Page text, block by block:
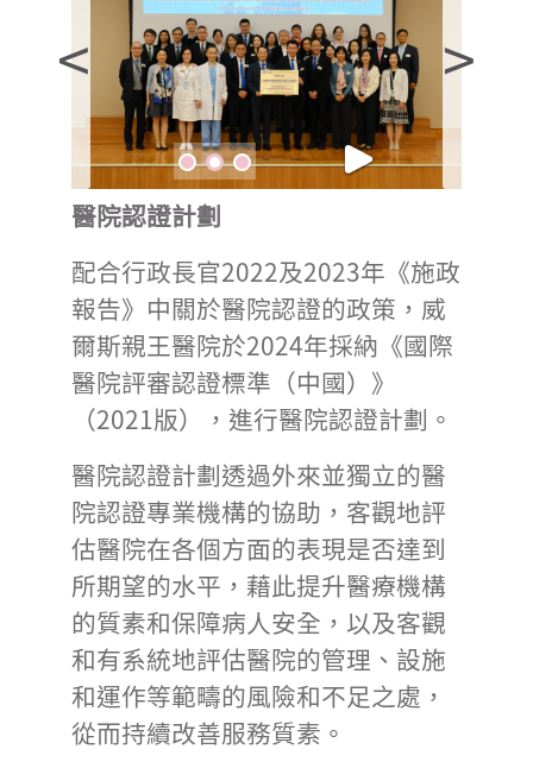
< >
醫院認證計劃
配合行政長官2022及2023年《施政
報告》中關於醫院認證的政策，威
爾斯親王醫院於2024年採納《國際
醫院評審認證標準（中國）》
（2021版），進行醫院認證計劃。
醫院認證計劃透過外來並獨立的醫
院認證專業機構的協助，客觀地評
估醫院在各個方面的表現是否達到
所期望的水平，藉此提升醫療機構
的質素和保障病人安全，以及客觀
和有系統地評估醫院的管理、設施
和運作等範疇的風險和不足之處，
從而持續改善服務質素。